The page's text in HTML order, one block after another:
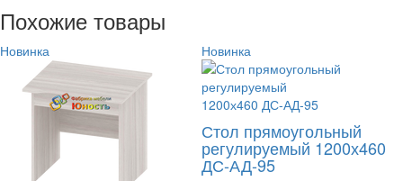
Похожие товары
Новинка Новинка
Стол прямоугольный
регулируемый 1200х460
ДС-АД-95